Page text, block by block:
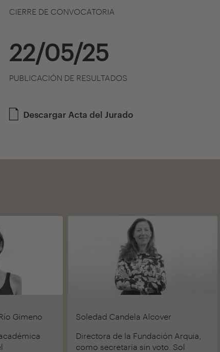
CIERRE DE CONVOCATORIA
22/05/25
PUBLICACIÓN DE RESULTADOS
Descargar Acta del Jurado
Gimeno
Soledad Candela Alcover
Directora de la Fundación Arquia,
como secretaria sin voto. Sol